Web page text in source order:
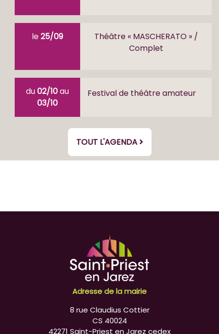
le25/09
Théâtre « MASCHERATO » /
Complet
du02/10au
03/10
Festival de théâtre amateur
TOUT L'AGENDA
Adresse de la mairie
8 rue Claudius Cottier
CS 40024
42271 Saint-Priest en Jarez cedex